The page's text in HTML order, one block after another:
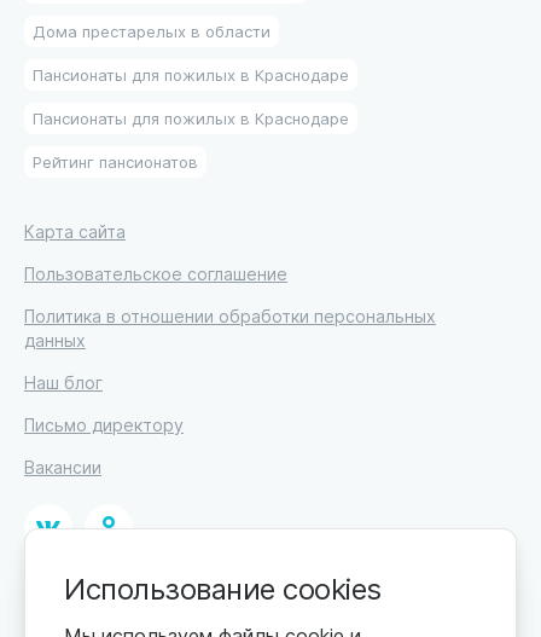
Дома престарелых в области
Пансионаты для пожилых в Краснодаре
Пансионаты для пожилых в Краснодаре
Рейтинг пансионатов
Карта сайта
Пользовательское соглашение
Политика в отношении обработки персональных
данных
Наш блог
Письмо директору
Вакансии
© 2026
ИП Высоцкий Дмитрий Петрович, ИНН 233610721148
Использование cookies